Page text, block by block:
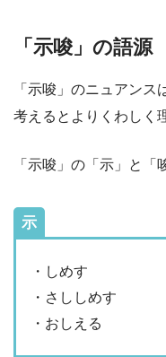
「示唆」の語源
「示唆」のニュアン
考えるとよりくわしく
「示唆」の「示」と「
示
・しめす
・さししめす
・おしえる